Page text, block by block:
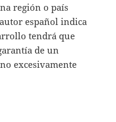
región o país
español indica
tendrá que
de un
excesivamente